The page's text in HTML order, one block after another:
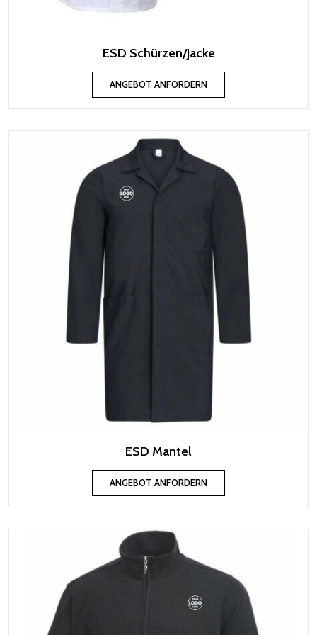
ESD Schürzen/Jacke
ANGEBOT ANFORDERN
ESD Mantel
ANGEBOT ANFORDERN